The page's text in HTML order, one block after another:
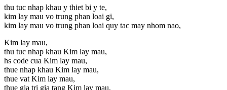
thu tuc nhap khau y thiet bi y te,
kim lay mau vo trung phan loai gi,
kim lay mau vo trung phan loai quy tac may nhom nao,
Kim lay mau,
thu tuc nhap khau Kim lay mau,
hs code cua Kim lay mau,
thue nhap khau Kim lay mau,
thue vat Kim lay mau,
thue gia tri gia tang Kim lay mau,